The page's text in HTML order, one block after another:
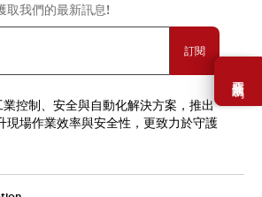
需要幫助嗎？
取我們的最新訊息!
訂閱
控制、安全與自動化解決方案，推出
現場作業效率與安全性，更致力於守護